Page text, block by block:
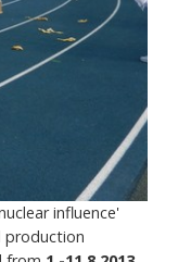
influence'
production